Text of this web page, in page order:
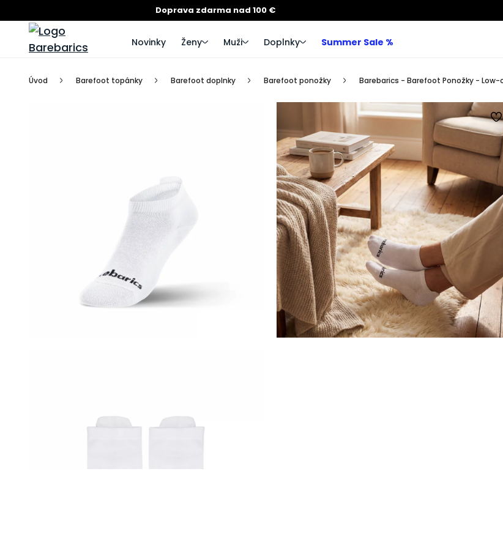
Doprava zdarma nad 100 €
Novinky Ženy Muži Doplnky Summer Sale %
Úvod Barefoot topánky Barefoot doplnky Barefoot ponožky Barebarics - Barefoot Ponožky -